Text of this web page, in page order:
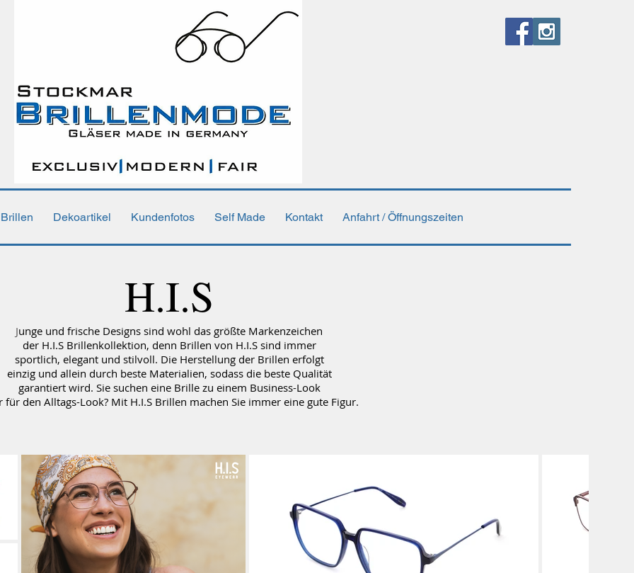
Dekoartikel Kundenfotos Self Made Kontakt Anfahrt / Öffnungszeiten
H.I.S
Junge und frische Designs sind wohl das größte Markenzeichen
der H.I.S Brillenkollektion, denn Brillen von H.I.S sind immer
sportlich, elegant und stilvoll. Die Herstellung der Brillen erfolgt
einzig und allein durch beste Materialien, sodass die beste Qualität
garantiert wird. Sie suchen eine Brille zu einem Business-Look
für den Alltags-Look? Mit H.I.S Brillen machen Sie immer eine gute Figur.